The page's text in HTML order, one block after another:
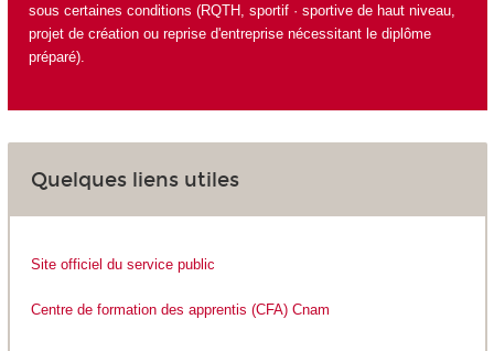
sous certaines conditions (RQTH, sportif · sportive de haut niveau,
projet de création ou reprise d'entreprise nécessitant le diplôme
préparé).
Quelques liens utiles
Site officiel du service public
Centre de formation des apprentis (CFA) Cnam